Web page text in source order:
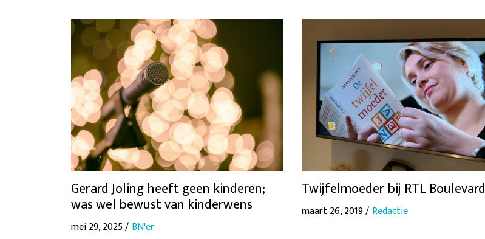
Gerard Joling heeft geen kinderen;
was wel bewust van kinderwens
mei 29, 2025 / BN'er
Twijfelmoeder bij RTL Boulevard
maart 26, 2019 / Redactie